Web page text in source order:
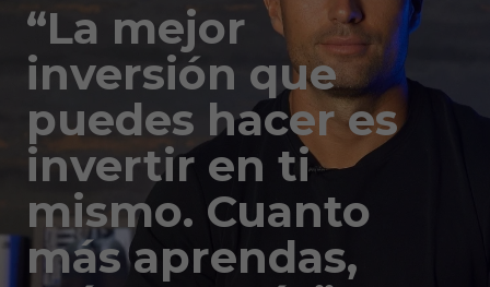
“La mejor
inversión que
puedes hacer es
invertir en ti
mismo. Cuanto
más aprendas,